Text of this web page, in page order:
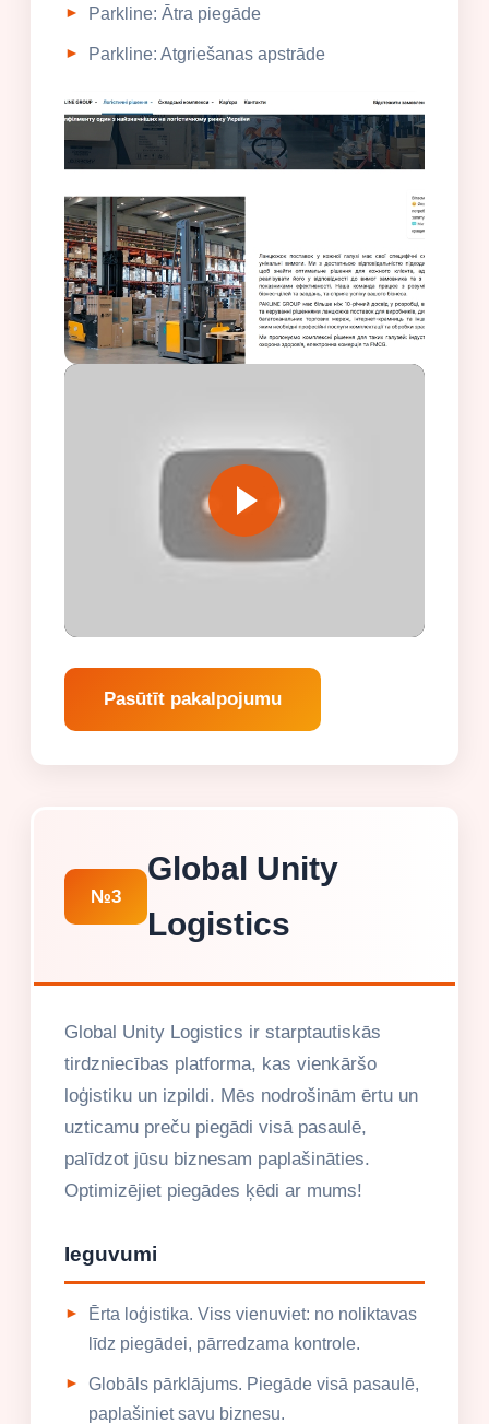
Parkline: Ātra piegāde
Parkline: Atgriešanas apstrāde
Pasūtīt pakalpojumu
№3
Global Unity
Logistics
Global Unity Logistics ir starptautiskās
tirdzniecības platforma, kas vienkāršo
loģistiku un izpildi. Mēs nodrošinām ērtu un
uzticamu preču piegādi visā pasaulē,
palīdzot jūsu biznesam paplašināties.
Optimizējiet piegādes ķēdi ar mums!
Ieguvumi
Ērta loģistika. Viss vienuviet: no noliktavas
līdz piegādei, pārredzama kontrole.
Globāls pārklājums. Piegāde visā pasaulē,
paplašiniet savu biznesu.